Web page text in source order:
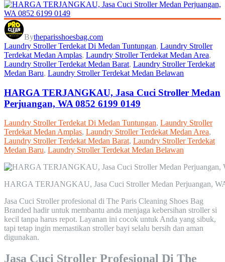
Bytheparisshoesbag.com
Laundry Stroller Terdekat Di Medan Tuntungan, Laundry Stroller
Terdekat Medan Amplas, Laundry Stroller Terdekat Medan Area,
Laundry Stroller Terdekat Medan Barat, Laundry Stroller Terdekat
Medan Baru, Laundry Stroller Terdekat Medan Belawan
HARGA TERJANGKAU, Jasa Cuci Stroller Medan
Perjuangan, WA 0852 6199 0149
Laundry Stroller Terdekat Di Medan Tuntungan, Laundry Stroller
Terdekat Medan Amplas, Laundry Stroller Terdekat Medan Area,
Laundry Stroller Terdekat Medan Barat, Laundry Stroller Terdekat
Medan Baru, Laundry Stroller Terdekat Medan Belawan
HARGA TERJANGKAU, Jasa Cuci Stroller Medan Perjuangan,
Jasa Cuci Stroller profesional di The Paris Cleaning Shoes Bag
Branded hadir untuk membantu anda menjaga kebersihan stroller si
kecil tanpa harus repot. Layanan ini cocok untuk Anda yang sibuk,
tapi tetap ingin memastikan stroller bayi selalu bersih dan aman
digunakan.
Jasa Cuci Stroller Profesional Di The